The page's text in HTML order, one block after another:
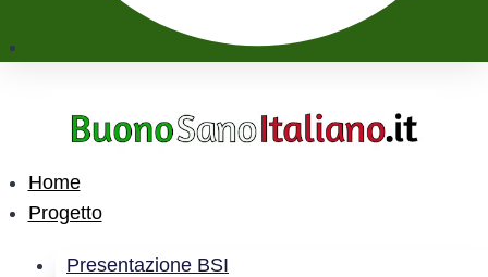
Home
Progetto
Presentazione BSI